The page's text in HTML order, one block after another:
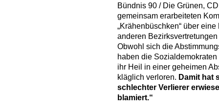
Bündnis 90 / Die Grünen,
gemeinsam erarbeiteten
„Krähenbüschken“ über
anderen
Obwohl sich die
haben die
ihr Heil in einer geheimen
kläglich verloren. Damit hat
schlechter Verlierer
blamiert.“